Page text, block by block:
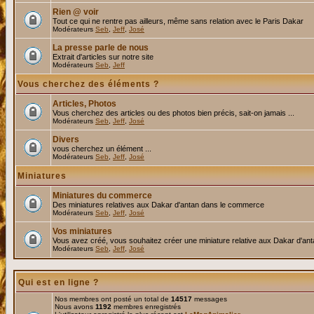
Rien @ voir
Tout ce qui ne rentre pas ailleurs, même sans relation avec le Paris Dakar
Modérateurs Seb Jeff José
La presse parle de nous
Extrait d'articles sur notre site
Modérateurs Seb Jeff
Vous cherchez des éléments ?
Articles, Photos
Vous cherchez des articles ou des photos bien précis, sait-on jamais ...
Modérateurs Seb Jeff José
Divers
vous cherchez un élément ...
Modérateurs Seb Jeff José
Miniatures
Miniatures du commerce
Des miniatures relatives aux Dakar d'antan dans le commerce
Modérateurs Seb Jeff José
Vos miniatures
Vous avez créé, vous souhaitez créer une miniature relative aux Dakar
Modérateurs Seb Jeff José
Qui est en ligne ?
Nos membres ont posté un total de 14517 messages
Nous avons 1192 membres enregistrés